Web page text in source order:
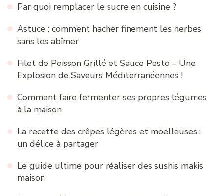
Par quoi remplacer le sucre en cuisine ?
Astuce : comment hacher finement les herbes
sans les abîmer
Filet de Poisson Grillé et Sauce Pesto – Une
Explosion de Saveurs Méditerranéennes !
Comment faire fermenter ses propres légumes
à la maison
La recette des crêpes légères et moelleuses :
un délice à partager
Le guide ultime pour réaliser des sushis makis
maison